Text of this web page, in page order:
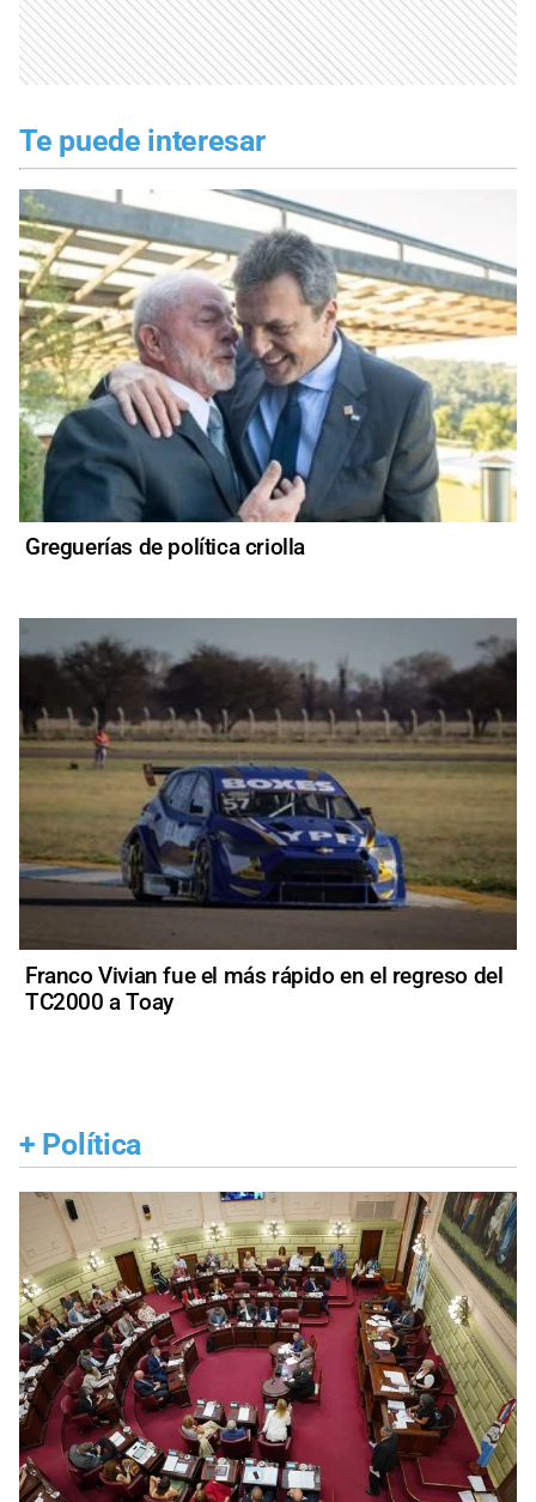
Te puede interesar
Greguerías de política criolla
Franco Vivian fue el más rápido en el regreso del
TC2000 a Toay
+ Política